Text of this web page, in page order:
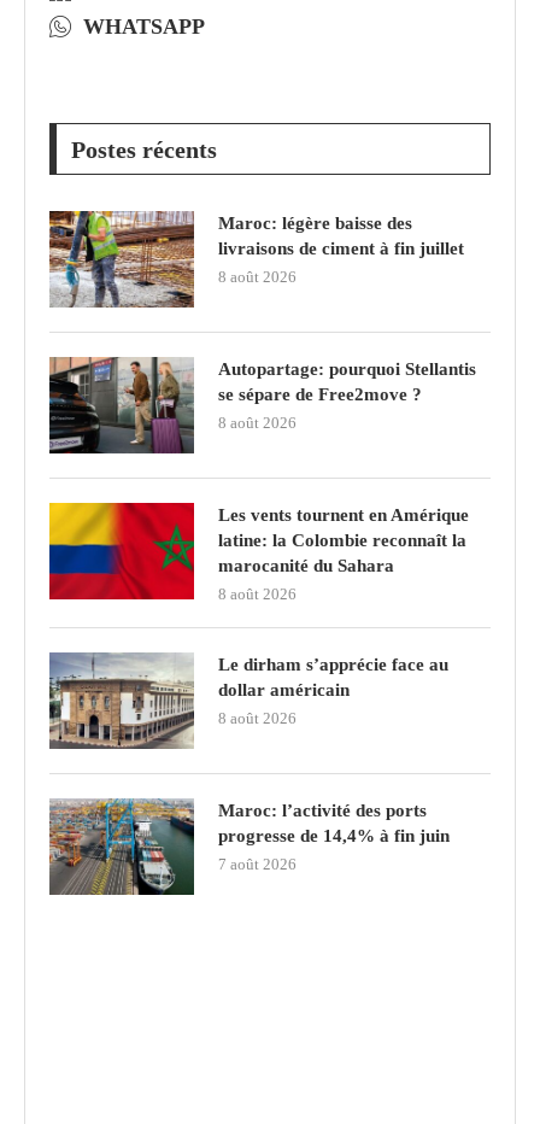
WHATSAPP
Postes récents
Maroc: légère baisse des
livraisons de ciment à fin juillet
8 août 2026
Autopartage: pourquoi Stellantis
se sépare de Free2move ?
8 août 2026
Les vents tournent en Amérique
latine: la Colombie reconnaît la
marocanité du Sahara
8 août 2026
Le dirham s’apprécie face au
dollar américain
8 août 2026
Maroc: l’activité des ports
progresse de 14,4% à fin juin
7 août 2026